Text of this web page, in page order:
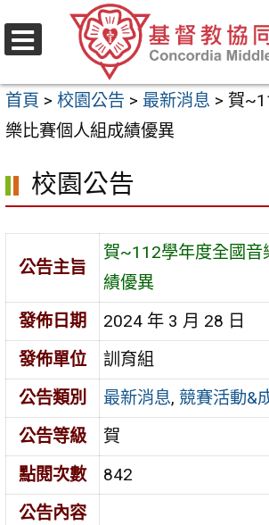
至
要
內
區
首頁 > 校園公告 > 最新消息 > 賀
樂比賽個人組成績優異
校園公告
公告主旨
賀~112學年度全國音
績優異
發佈日期
2024 年 3 月 28 日
發佈單位
訓育組
公告類別
最新消息, 競賽活動&
公告等級
賀
點閱次數
842
公告內容
選
單